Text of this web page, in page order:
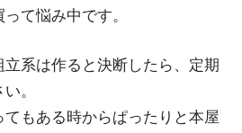
て悩み中です。
系は作ると決断したら、定期
。
もある時からぱったりと本屋